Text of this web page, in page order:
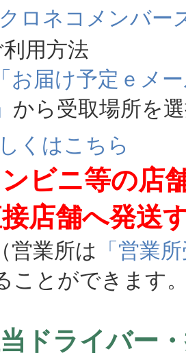
クロネコメンバー
用方法
「お届け予定ｅメ
から受取場所を
くはこちら
ビニ等の店
店舗へ発送
業所は 「営業
ことができます
当ドライバー